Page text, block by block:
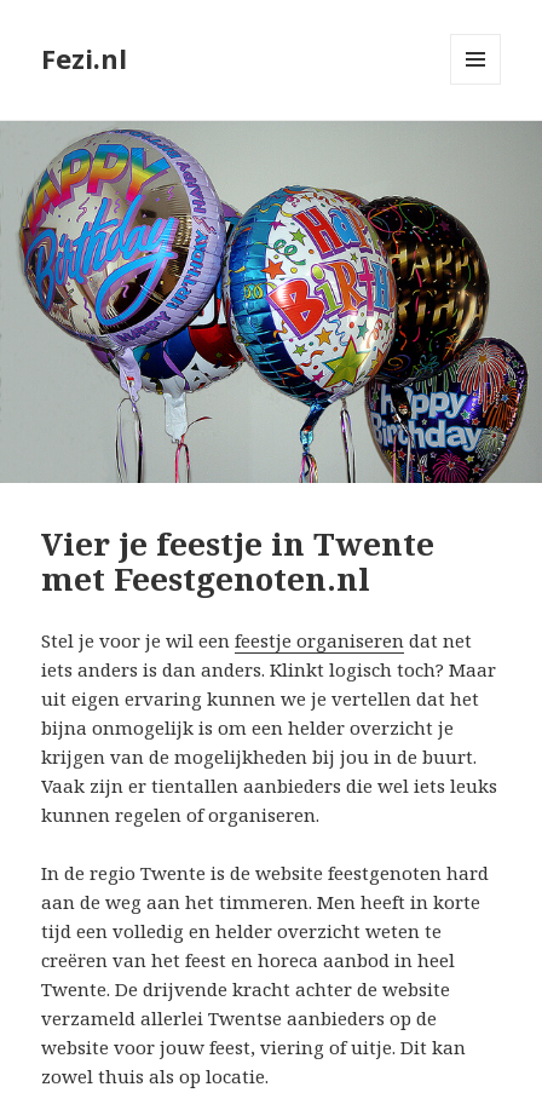
Fezi.nl
Vier je feestje in Twente
met Feestgenoten.nl
Stel je voor je wil eenfeestje organiseren dat net
iets anders is dan anders. Klinkt logisch toch? Maar
uit eigen ervaring kunnen we je vertellen dat het
bijna onmogelijk is om een helder overzicht je
krijgen van de mogelijkheden bij jou in de buurt.
Vaak zijn er tientallen aanbieders die wel iets leuks
kunnen regelen of organiseren.
In de regio Twente is de website feestgenoten hard
aan de weg aan het timmeren. Men heeft in korte
tijd een volledig en helder overzicht weten te
creëren van het feest en horeca aanbod in heel
Twente. De drijvende kracht achter de website
verzameld allerlei Twentse aanbieders op de
website voor jouw feest, viering of uitje. Dit kan
zowel thuis als op locatie.